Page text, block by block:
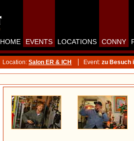
HOME EVENTS LOCATIONS CONNY
Location: Salon ER & ICH Event: zu Besuch